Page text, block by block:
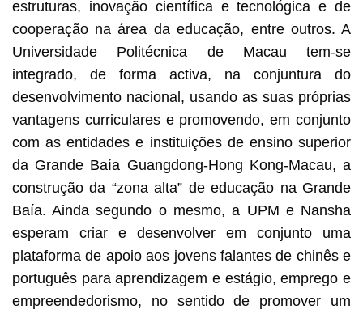
estruturas, inovação científica e tecnológica e de
cooperação na área da educação, entre outros. A
Universidade Politécnica de Macau tem-se
integrado, de forma activa, na conjuntura do
desenvolvimento nacional, usando as suas próprias
vantagens curriculares e promovendo, em conjunto
com as entidades e instituições de ensino superior
da Grande Baía Guangdong-Hong Kong-Macau, a
construção da “zona alta” de educação na Grande
Baía. Ainda segundo o mesmo, a UPM e Nansha
esperam criar e desenvolver em conjunto uma
plataforma de apoio aos jovens falantes de chinês e
português para aprendizagem e estágio, emprego e
empreendedorismo, no sentido de promover um